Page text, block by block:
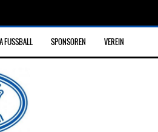
FUSSBALL SPONSOREN VEREIN